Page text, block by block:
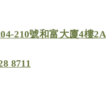
210號和富大廈4樓2A
8711